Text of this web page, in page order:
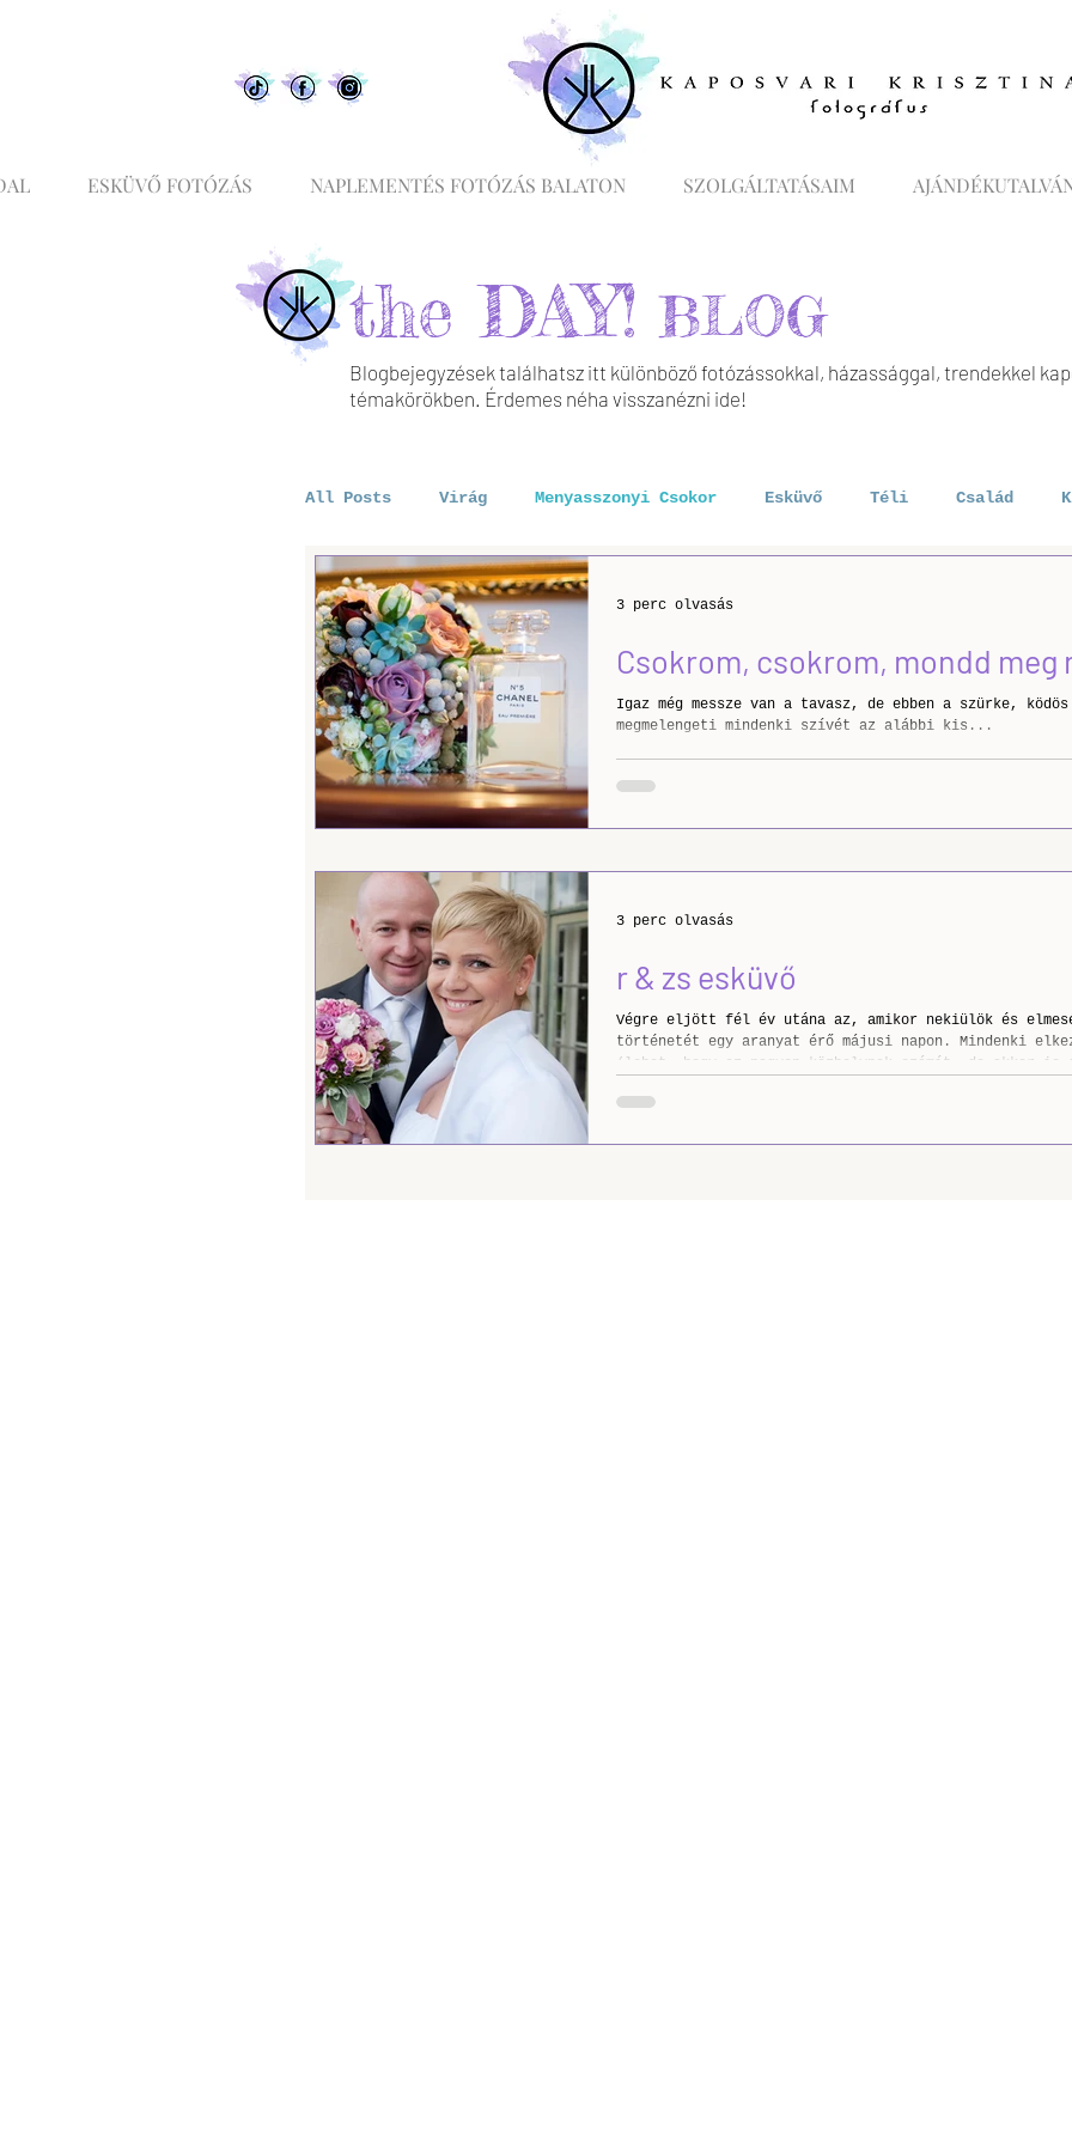
ESKÜVŐ FOTÓZÁS NAPLEMENTÉS FOTÓZÁS BALATON SZOLGÁLTATÁSAIM
the DAY!
Blogbejegyzések találhatsz itt különböző fotózássokkal, házassággal, trendekkel
témakörökben. Érdemes néha visszanézni ide!
BLOG
All Posts Virág Menyasszonyi Csokor Esküvő Téli Család
Ajándék Jegyes Stúdió Portré
Születésnapi Üzleti
Csokrom, csokrom, mondd meg
Igaz még messze van a tavasz, de ebben a szürke,
megmelengeti mindenki szívét az alábbi kis...
3 perc olvasás
r & zs esküvő
Végre eljött fél év utána az, amikor nekiülök és
történetét egy aranyat érő májusi napon. Mindenki elkezdi valamikor, valahol
(lehet, hogy ez nagyon közhelynek számít, de akkor is
szeretnék csinálni, esküvőt fotózni, sodródni az árral
maximumot kihozni az utolsó szuszig, ak
3 perc olvasás